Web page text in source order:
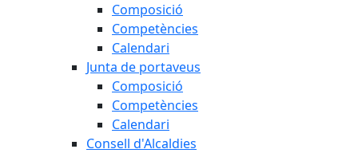
Composició
Competències
Calendari
Junta de portaveus
Composició
Competències
Calendari
Consell d'Alcaldies